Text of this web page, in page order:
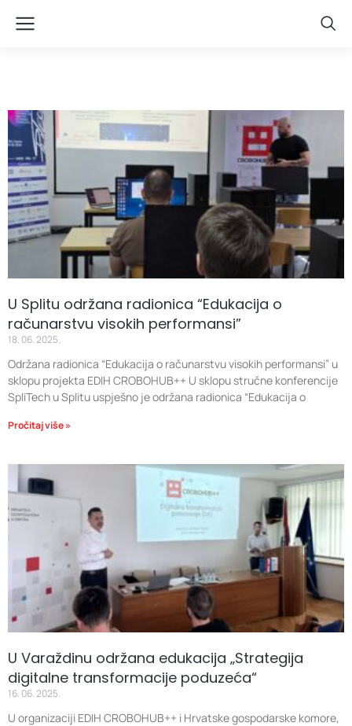
U Splitu održana radionica “Edukacija o
računarstvu visokih performansi”
18. 06. 2025.
Održana radionica “Edukacija o računarstvu visokih performansi” u
sklopu projekta EDIH CROBOHUB++ U sklopu stručne konferencije
SpliTech u Splitu uspješno je održana radionica “Edukacija o
Pročitaj više »
U Varaždinu održana edukacija „Strategija
digitalne transformacije poduzeća“
16. 06. 2025.
U organizaciji EDIH CROBOHUB++ i Hrvatske gospodarske komore,